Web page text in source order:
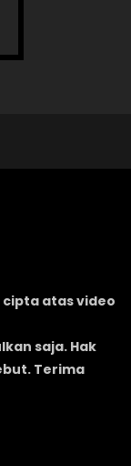
atas video
saja. Hak
Terima